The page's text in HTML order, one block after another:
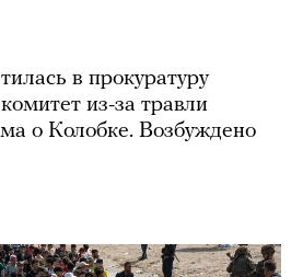
в прокуратуру
из-за травли
о Колобке. Возбуждено